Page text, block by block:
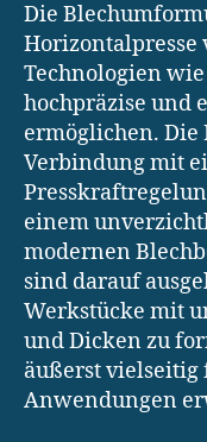
Die
Technologien
hochpräzise und
ermöglichen.
Verbindung mit
einem
modernen
sind darauf
Werkstücke mit
und Dicken zu
äußerst
Anwendungen